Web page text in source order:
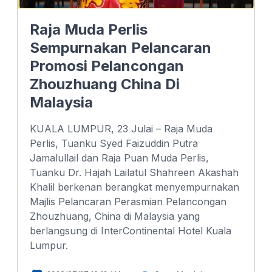
Raja Muda Perlis
Sempurnakan Pelancaran
Promosi Pelancongan
Zhouzhuang China Di
Malaysia
KUALA LUMPUR, 23 Julai – Raja Muda
Perlis, Tuanku Syed Faizuddin Putra
Jamalullail dan Raja Puan Muda Perlis,
Tuanku Dr. Hajah Lailatul Shahreen Akashah
Khalil berkenan berangkat menyempurnakan
Majlis Pelancaran Perasmian Pelancongan
Zhouzhuang, China di Malaysia yang
berlangsung di InterContinental Hotel Kuala
Lumpur.